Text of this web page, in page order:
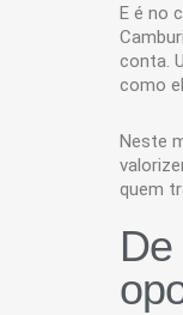
E é no
conta.
como
Neste
quem